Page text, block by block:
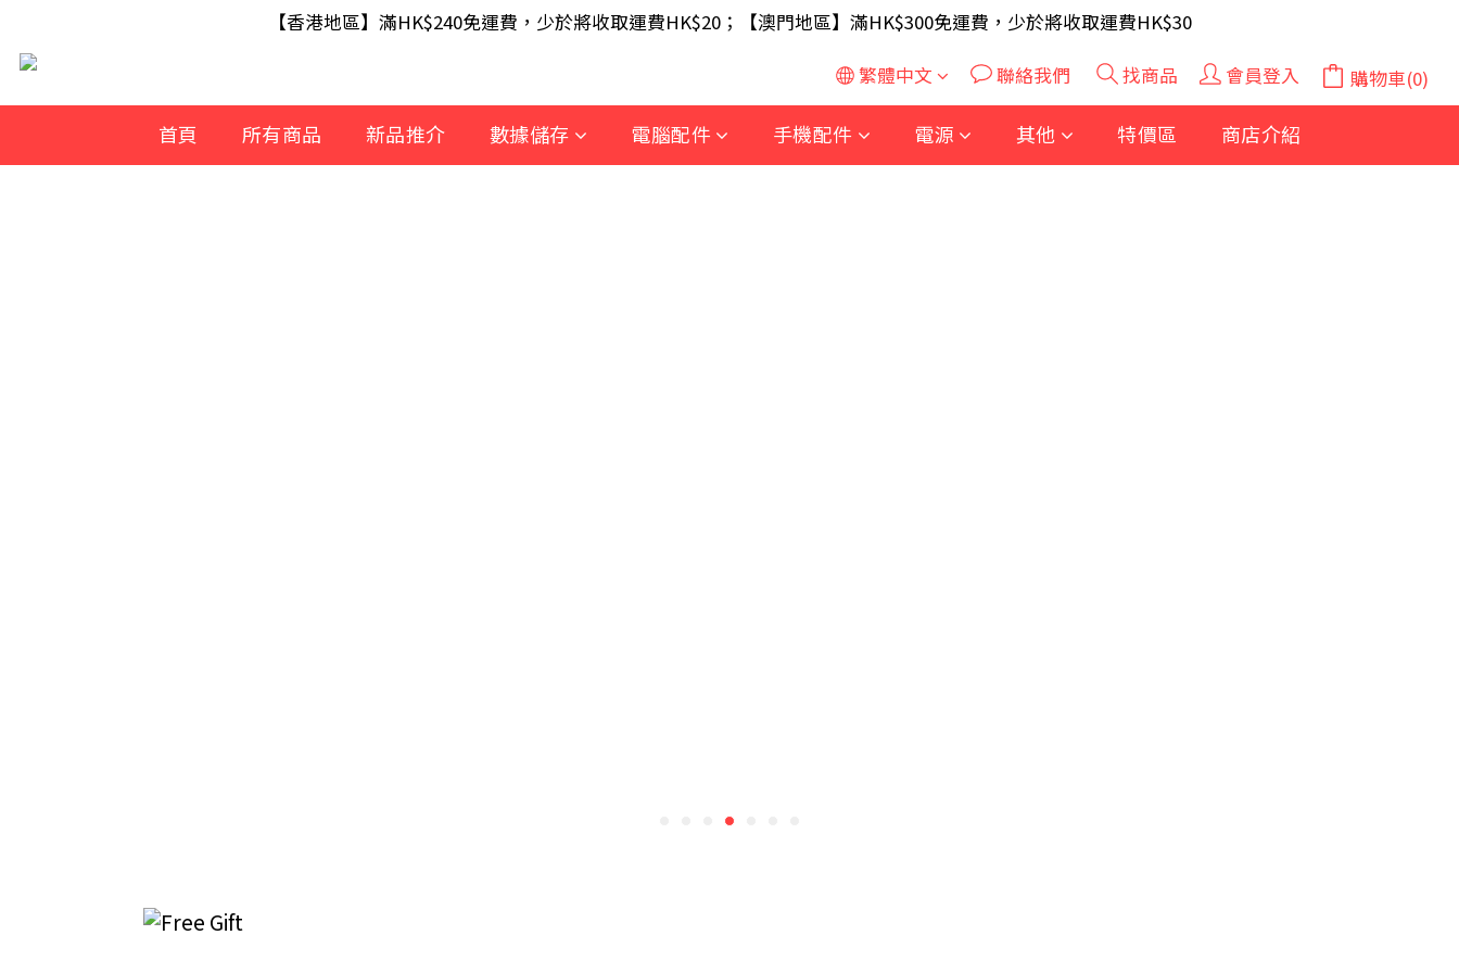
【滿額即送】訂單滿$499 送 USB 無線滑鼠 / 30W USB 充電器 ; 滿$699 再送 AA/AAA 電芯40粒(隨機及根據庫存調整)
【香港地區】滿HK$240免運費，少於將收取運費HK$20；【澳門地區】滿HK$300免運費，少於將收取運費HK$30
【滿額即送】訂單滿$499 送 USB 無線滑鼠 / 30W USB 充電器 ; 滿$699 再送 AA/AAA 電芯40粒(隨機及根據庫存調整)
繁體中文 聯絡我們 找商品 會員登入 購物車(0)
首頁 所有商品 新品推介 數據儲存 電腦配件 手機配件 電源 其他 特價區 商店介紹